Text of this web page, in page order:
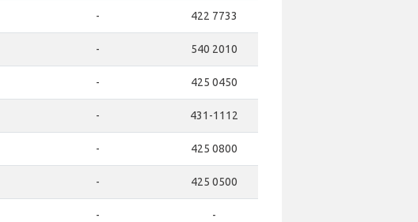
- 422 7733
- 540 2010
- 425 0450
- 431-1112
- 425 0800
- 425 0500
- -